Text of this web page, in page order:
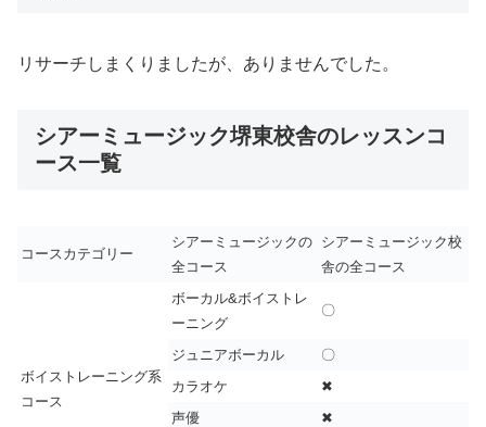
リサーチしまくりましたが、ありませんでした。
シアーミュージック堺東校舎のレッスンコ
ース一覧
コースカテゴリー
シアーミュージックの
全コース
シアーミュージック校
舎の全コース
ボイストレーニング系
コース
ボーカル&ボイストレ
ーニング
〇
ジュニアボーカル
〇
カラオケ
✖
声優
✖